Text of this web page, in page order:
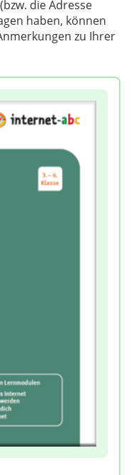
die Adresse
haben, können
zu Ihrer